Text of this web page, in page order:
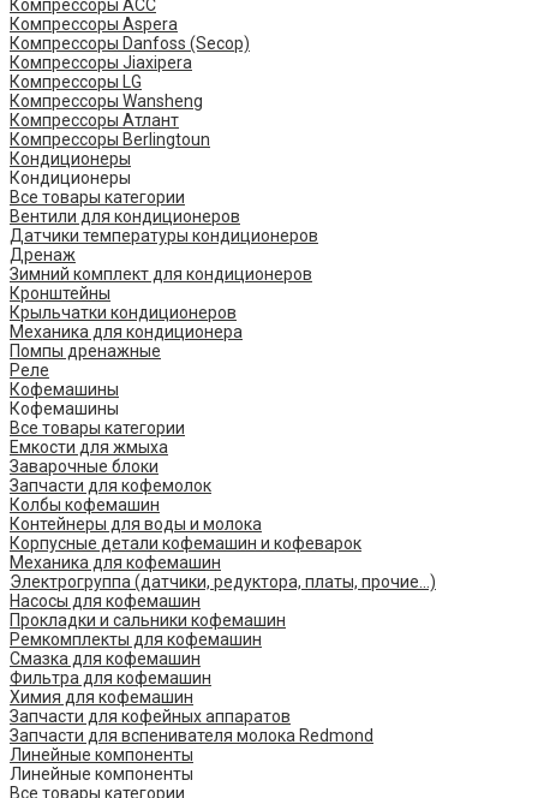
Компрессоры ACC
Компрессоры Aspera
Компрессоры Danfoss (Secop)
Компрессоры Jiaxipera
Компрессоры LG
Компрессоры Wansheng
Компрессоры Атлант
Компрессоры Berlingtoun
Кондиционеры
Кондиционеры
Все товары категории
Вентили для кондиционеров
Датчики температуры кондиционеров
Дренаж
Зимний комплект для кондиционеров
Кронштейны
Крыльчатки кондиционеров
Механика для кондиционера
Помпы дренажные
Реле
Кофемашины
Кофемашины
Все товары категории
Емкости для жмыха
Заварочные блоки
Запчасти для кофемолок
Колбы кофемашин
Контейнеры для воды и молока
Корпусные детали кофемашин и кофеварок
Механика для кофемашин
Электрогруппа (датчики, редуктора, платы, прочие...)
Насосы для кофемашин
Прокладки и сальники кофемашин
Ремкомплекты для кофемашин
Смазка для кофемашин
Фильтра для кофемашин
Химия для кофемашин
Запчасти для кофейных аппаратов
Запчасти для вспенивателя молока Redmond
Линейные компоненты
Линейные компоненты
Все товары категории